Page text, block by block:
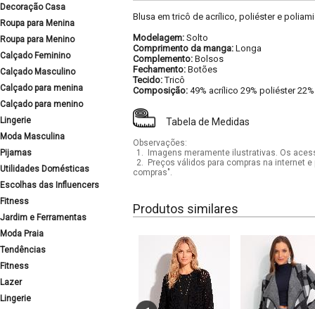
Decoração Casa
Roupa para Menina
Roupa para Menino
Calçado Feminino
Calçado Masculino
Calçado para menina
Calçado para menino
Lingerie
Moda Masculina
Pijamas
Utilidades Domésticas
Escolhas das Influencers
Fitness
Jardim e Ferramentas
Moda Praia
Tendências
Fitness
Lazer
Lingerie
Blusa em tricô de acrílico, poliéster e
Modelagem: Solto
Comprimento da manga: Longa
Complemento: Bolsos
Fechamento: Botões
Tecido:Tricô
Composição: 49% acrílico 29% poliéster
Tabela de Medidas
Observações:
1.
Imagens meramente ilustrativas. Os
2.
Preços válidos para compras na internet
compras".
Produtos similares